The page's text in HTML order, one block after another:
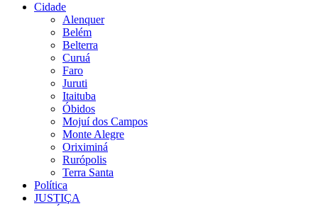
Cidade
Alenquer
Belém
Belterra
Curuá
Faro
Juruti
Itaituba
Óbidos
Mojuí dos Campos
Monte Alegre
Oriximiná
Rurópolis
Terra Santa
Política
JUSTIÇA